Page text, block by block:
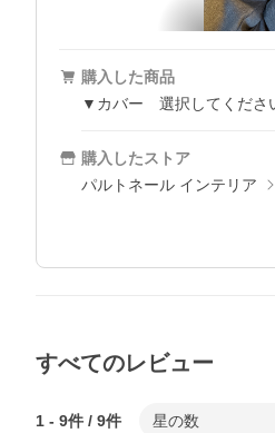
購入した商品
▼カバー 選択してくださ
購入したストア
パルトネール インテリア
すべてのレビュー
1 - 9件 / 9件 星の数